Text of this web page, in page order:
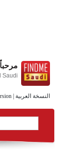
النسخة العربية
Saudi